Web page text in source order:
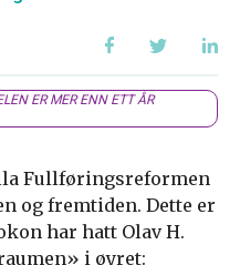
ER MER ENN ETT ÅR
Fullføringsreformen
og fremtiden. Dette er
har hatt Olav H.
i øyret: